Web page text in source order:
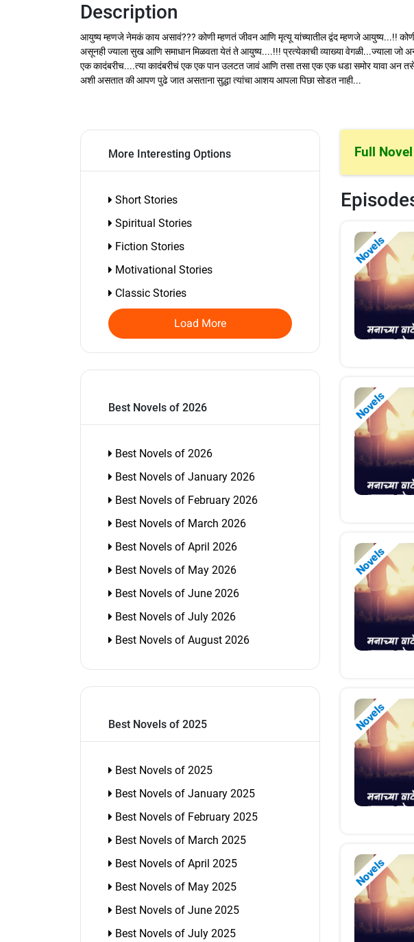
Description
आयुष्य म्हणजे नेमकं काय असावं??? कोणी म्हणतं जीवन आणि मृत्यू यांच्यातील द्वंद म्हणजे आयुष्य...!!
असूनही ज्याला सुख आणि समाधान मिळवता येतं ते आयुष्य....!!! प्रत्येकाची व्याख्या वेगळी...ज्याला
एक कादंबरीच....त्या कादंबरीचं एक एक पान उलटत जावं आणि तसा तसा एक एक धडा समोर यावा अन
अशी असतात की आपण पुढे जात असताना सुद्धा त्यांचा आशय आपला पिछा सोडत नाही...
More Interesting Options
Short Stories
Spiritual Stories
Fiction Stories
Motivational Stories
Classic Stories
Load More
Best Novels of 2026
Best Novels of 2026
Best Novels of January 2026
Best Novels of February 2026
Best Novels of March 2026
Best Novels of April 2026
Best Novels of May 2026
Best Novels of June 2026
Best Novels of July 2026
Best Novels of August 2026
Best Novels of 2025
Best Novels of 2025
Best Novels of January 2025
Best Novels of February 2025
Best Novels of March 2025
Best Novels of April 2025
Best Novels of May 2025
Best Novels of June 2025
Best Novels of July 2025
Full Novel
Novels
Novels
Novels
Novels
Novels